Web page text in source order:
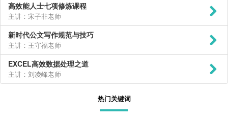
高效能人士七项修炼课程
主讲：宋子非老师
新时代公文写作规范与技巧
主讲：王守福老师
EXCEL高效数据处理之道
主讲：刘凌峰老师
热门关键词